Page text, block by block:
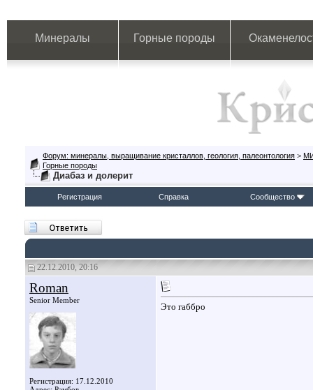
Минералы Горные породы
Форум: минералы, выращивание кристаллов, геология, палеонтология >
Горные породы
Диабаз и долерит
Регистрация Справка Сообщество
22.12.2010, 20:16
Roman
Senior Member
Регистрация: 17.12.2010
Это габбро